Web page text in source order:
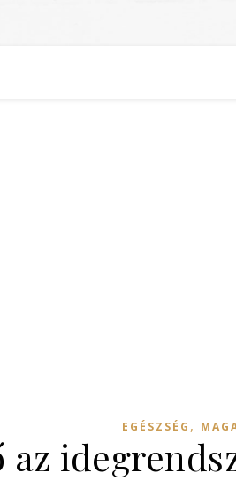
EGÉSZSÉG ,